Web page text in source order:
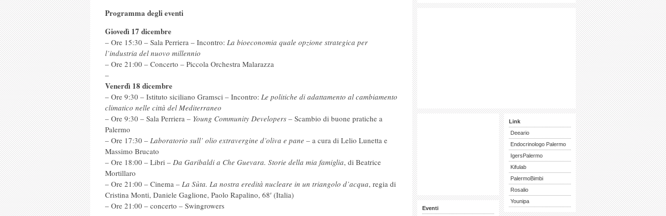
Programma degli eventi
Giovedì 17 dicembre
– Ore 15:30 – Sala Perriera – Incontro: La bioeconomia quale opzione strategica per
l’industria del nuovo millennio
– Ore 21:00 – Concerto – Piccola Orchestra Malarazza
–
Venerdì 18 dicembre
– Ore 9:30 – Istituto siciliano Gramsci – Incontro: Le politiche di adattamento al cambiamento
climatico nelle città del Mediterraneo
– Ore 9:30 – Sala Perriera – Young Community Developers – Scambio di buone pratiche a
Palermo
– Ore 17:30 – Laboratorio sull’ olio extravergine d’oliva e pane – a cura di Lelio Lunetta e
Massimo Brucato
– Ore 18:00 – Libri – Da Garibaldi a Che Guevara. Storie della mia famiglia, di Beatrice
Mortillaro
– Ore 21:00 – Cinema – La Sùta. La nostra eredità nucleare in un triangolo d’acqua, regia di
Cristina Monti, Daniele Gaglione, Paolo Rapalino, 68′ (Italia)
– Ore 21:00 – concerto – Swingrowers
Eventi
Link
Deeario
Endocrinologo Palermo
IgersPalermo
Kifulab
PalermoBimbi
Rosalio
Younipa